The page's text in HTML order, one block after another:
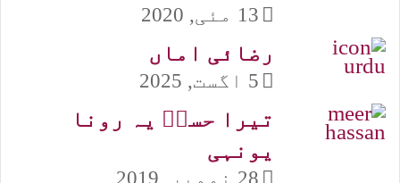
13 مئی, 2020
رضائی اماں
5 اگست, 2025
تیرا حسنؔ یہ رونا
یونہی
28 نومبر, 2019